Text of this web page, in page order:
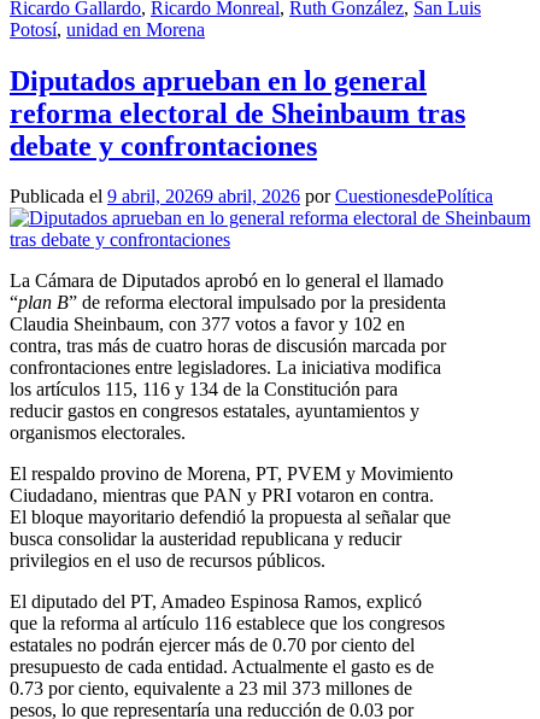
Ricardo Gallardo, Ricardo Monreal, Ruth González, San Luis
Potosí, unidad en Morena
Diputados aprueban en lo general
reforma electoral de Sheinbaum tras
debate y confrontaciones
Publicada el 9 abril, 20269 abril, 2026 porCuestionesdePolítica
La Cámara de Diputados aprobó en lo general el llamado
“plan B” de reforma electoral impulsado por la presidenta
Claudia Sheinbaum, con 377 votos a favor y 102 en
contra, tras más de cuatro horas de discusión marcada por
confrontaciones entre legisladores. La iniciativa modifica
los artículos 115, 116 y 134 de la Constitución para
reducir gastos en congresos estatales, ayuntamientos y
organismos electorales.
El respaldo provino de Morena, PT, PVEM y Movimiento
Ciudadano, mientras que PAN y PRI votaron en contra.
El bloque mayoritario defendió la propuesta al señalar que
busca consolidar la austeridad republicana y reducir
privilegios en el uso de recursos públicos.
El diputado del PT, Amadeo Espinosa Ramos, explicó
que la reforma al artículo 116 establece que los congresos
estatales no podrán ejercer más de 0.70 por ciento del
presupuesto de cada entidad. Actualmente el gasto es de
0.73 por ciento, equivalente a 23 mil 373 millones de
pesos, lo que representaría una reducción de 0.03 por